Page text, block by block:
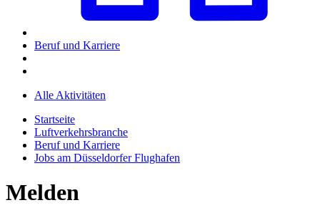
Beruf und Karriere
Alle Aktivitäten
Startseite
Luftverkehrsbranche
Beruf und Karriere
Jobs am Düsseldorfer Flughafen
Melden